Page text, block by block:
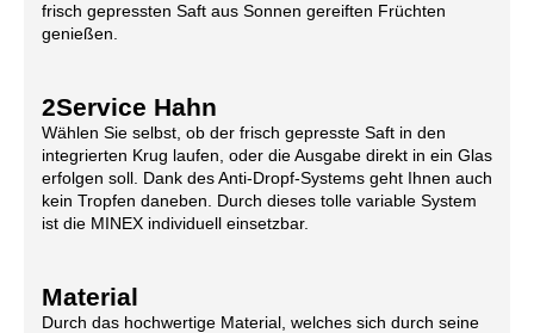
frisch gepressten Saft aus Sonnen gereiften Früchten
genießen.
2Service Hahn
Wählen Sie selbst, ob der frisch gepresste Saft in den
integrierten Krug laufen, oder die Ausgabe direkt in ein Glas
erfolgen soll. Dank des Anti-Dropf-Systems geht Ihnen auch
kein Tropfen daneben. Durch dieses tolle variable System
ist die MINEX individuell einsetzbar.
Material
Durch das hochwertige Material, welches sich durch seine